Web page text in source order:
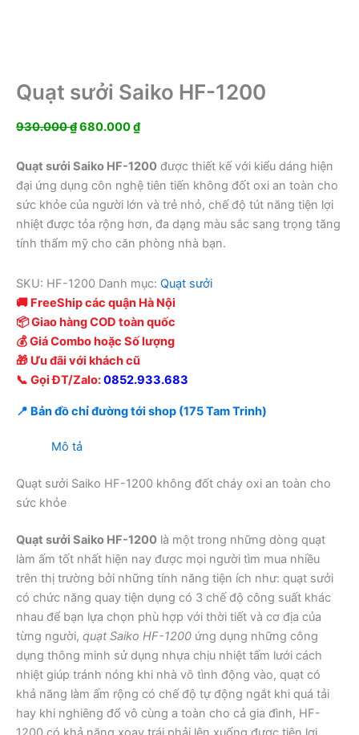
Quạt sưởi Saiko HF-1200
930.000₫Giá
là:
930.000 ₫.
680.000₫Giá
tại
là:
680.000 ₫.
Quạt sưởi Saiko HF-1200 được thiết kế với kiểu dáng hiện
đại ứng dụng côn nghệ tiên tiến không đốt oxi an toàn cho
sức khỏe của người lớn và trẻ nhỏ, chế độ tút năng tiện lợi
nhiệt được tỏa rộng hơn, đa dạng màu sắc sang trọng tăng
tính thẩm mỹ cho căn phòng nhà bạn.
SKU: HF-1200 Danh mục: Quạt sưởi
🚚 FreeShip các quận Hà Nội
📦 Giao hàng COD toàn quốc
💰 Giá Combo hoặc Số lượng
🎁 Ưu đãi với khách cũ
📞 Gọi ĐT/Zalo:0852.933.683
📍 Bản đồ chỉ đường tới shop (175 Tam Trinh)
Mô tả
Quạt sưởi Saiko HF-1200 không đốt cháy oxi an toàn cho
sức khỏe
Quạt sưởi Saiko HF-1200 là một trong những dòng quạt
làm ấm tốt nhất hiện nay được mọi người tìm mua nhiều
trên thị trường bởi những tính năng tiện ích như: quạt sưởi
có chức năng quay tiện dụng có 3 chế độ công suất khác
nhau để bạn lựa chọn phù hợp với thời tiết và cơ địa của
từng người, quạt Saiko HF-1200 ứng dụng những công
dụng thông minh sử dụng nhựa chịu nhiệt tấm lưới cách
nhiệt giúp tránh nóng khi nhà vô tình động vào, quạt có
khả năng làm ấm rộng có chế độ tự động ngắt khi quá tải
hay khi nghiêng đổ vô cùng a toàn cho cả gia đình, HF-